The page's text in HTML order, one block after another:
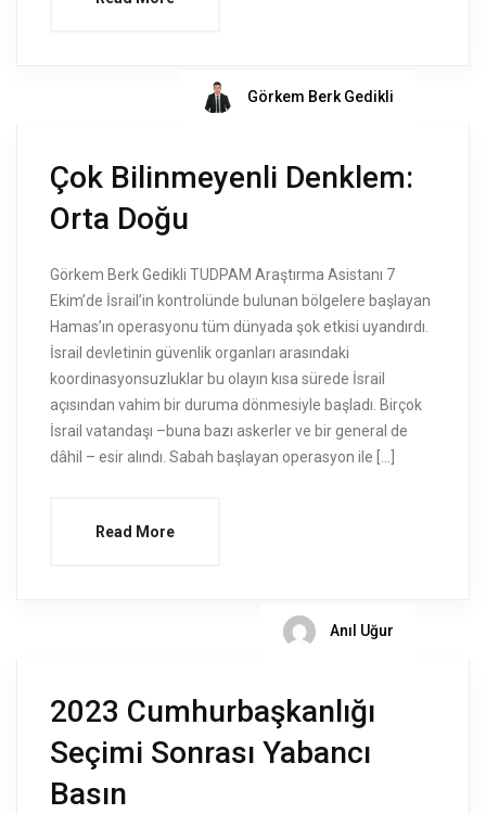
Görkem Berk Gedikli
Çok Bilinmeyenli Denklem:
Orta Doğu
Görkem Berk Gedikli TUDPAM Araştırma Asistanı 7
Ekim’de İsrail’in kontrolünde bulunan bölgelere başlayan
Hamas’ın operasyonu tüm dünyada şok etkisi uyandırdı.
İsrail devletinin güvenlik organları arasındaki
koordinasyonsuzluklar bu olayın kısa sürede İsrail
açısından vahim bir duruma dönmesiyle başladı. Birçok
İsrail vatandaşı –buna bazı askerler ve bir general de
dâhil – esir alındı. Sabah başlayan operasyon ile […]
Read More
Anıl Uğur
2023 Cumhurbaşkanlığı
Seçimi Sonrası Yabancı
Basın